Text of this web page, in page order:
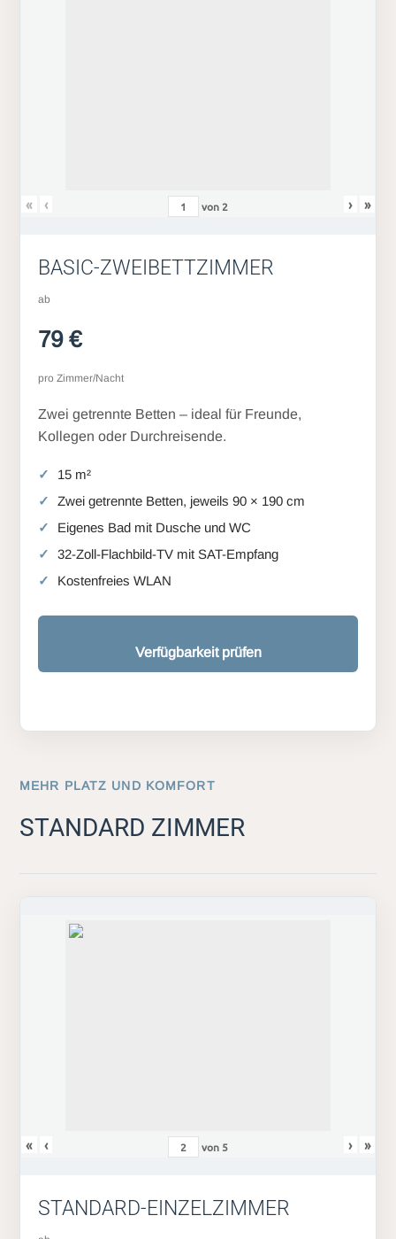
« ‹ von 2 › »
BASIC-ZWEIBETTZIMMER
ab
79 €
pro Zimmer/Nacht
Zwei getrennte Betten – ideal für Freunde,
Kollegen oder Durchreisende.
15 m²
Zwei getrennte Betten, jeweils 90 × 190 cm
Eigenes Bad mit Dusche und WC
32-Zoll-Flachbild-TV mit SAT-Empfang
Kostenfreies WLAN
Verfügbarkeit prüfen
MEHR PLATZ UND KOMFORT
STANDARD ZIMMER
« ‹ von 5 › »
STANDARD-EINZELZIMMER